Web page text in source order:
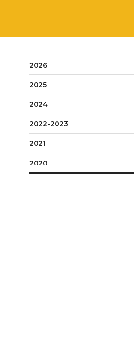
2026
2025
2024
2022-2023
2021
2020